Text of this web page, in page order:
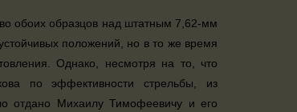
обоих образцов над штатным 7,62-мм
положений, но в то же время
Однако, несмотря на то, что
по эффективности стрельбы, из
отдано Михаилу Тимофеевичу и его